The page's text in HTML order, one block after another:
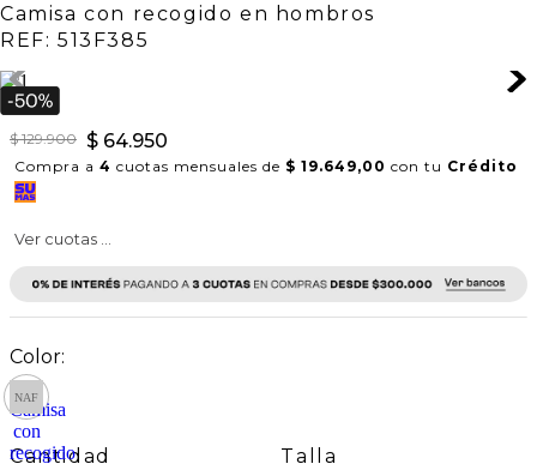
Camisa con recogido en hombros
REF: 513F385
$ 129.900 $ 64.950
Compra a 4 cuotas mensuales de $ 19.649,00 con tu Crédito
Ver cuotas ...
Cantidad Talla